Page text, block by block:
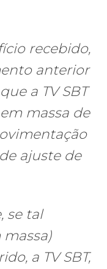
recebido,
anterior
a TV SBT
massa de
ajuste de
se tal
a TV SBT,